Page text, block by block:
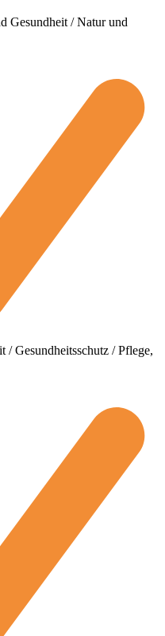
Gesundheit / Natur und
/ Gesundheitsschutz / Pflege,